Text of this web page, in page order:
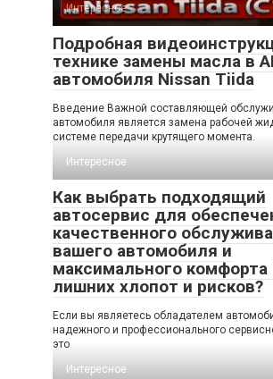
Интересное
Подробная
технике замены масла в
автомобиля Nissan Tiida
Введение Важной составляющей
автомобиля является замена рабочей
системе передачи крутящего момента.
Интересное
Как выбрать подходящий
автосервис для
качественного
вашего автомобиля и
максимального комфорта
лишних хлопот и рисков?
Если вы являетесь обладателем
надежного и профессионального
это
Интересное